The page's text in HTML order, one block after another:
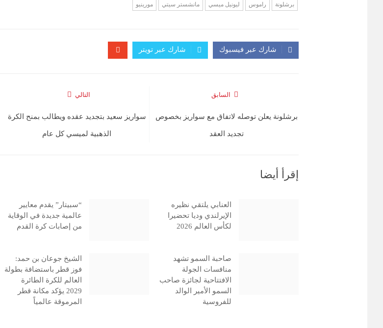
برشلونة راموس ليونيل ميسي مانشستر سيتي مورينيو
شارك عبر فيسبوك شارك عبر تويتر
السابق
برشلونة يعلن توصله لاتفاق مع سواريز بخصوص
تجديد العقد
التالي
سواريز سعيد بتجديد عقده ويطالب بمنح الكرة
الذهبية لميسي كل عام
إقرأ أيضا
العنابي يلتقي نظيره
الإيرلندي وديا تحضيرا
لكأس العالم 2026
“سبيتار” يقدم معايير
عالمية جديدة في الوقاية
من إصابات كرة القدم
صاحبة السمو تشهد
منافسات الجولة
الافتتاحية لجائزة صاحب
السمو الأمير الوالد
للفروسية
الشيخ جوعان بن حمد:
فوز قطر باستضافة بطولة
العالم للكرة الطائرة
2029 يؤكد مكانة قطر
المرموقة عالمياً